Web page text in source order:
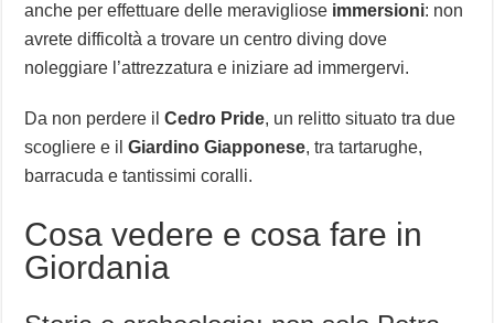
anche per effettuare delle meravigliose immersioni: non
avrete difficoltà a trovare un centro diving dove
noleggiare l’attrezzatura e iniziare ad immergervi.
Da non perdere ilCedro Pride, un relitto situato tra due
scogliere e ilGiardino Giapponese, tra tartarughe,
barracuda e tantissimi coralli.
Cosa vedere e cosa fare in
Giordania